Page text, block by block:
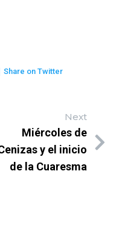
Share on Twitter
Next
Miércoles de
y el inicio
de la Cuaresma